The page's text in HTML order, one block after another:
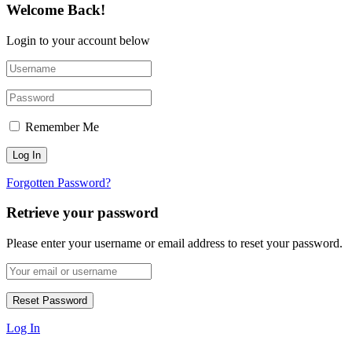
Welcome Back!
Login to your account below
Remember Me
Forgotten Password?
Retrieve your password
Please enter your username or email address to reset your password.
Log In